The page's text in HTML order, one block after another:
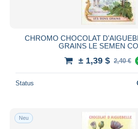
CHROMO CHOCOLAT
GRAINS LE SEMEN
± 1,39 $ 2,40 €
Status
Neu